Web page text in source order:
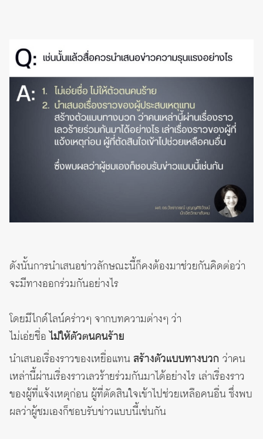
ดังนั้นการนำเสนอข่าวลักษณะนี้ก็คงต้องมาช่วยกันคิดต่อว่า
จะมีทางออกร่วมกันอย่างไร
โดยมีไกด์ไลน์คร่าวๆ จากบทความต่างๆ ว่า
ไม่เอ่ยชื่อไม่ให้ตัวตนคนร้าย
นำเสนอเรื่องราวของเหยื่อแทนสร้างตัวแบบทางบวก ว่าคน
เหล่านี้ผ่านเรื่องราวเลวร้ายร่วมกันมาได้อย่างไร เล่าเรื่องราว
ของผู้ที่แจ้งเหตุก่อน ผู้ที่ตัดสินใจเข้าไปช่วยเหลือคนอื่น ซึ่งพบ
ผลว่าผู้ชมเองก็ชอบรับข่าวแบบนี้เช่นกัน